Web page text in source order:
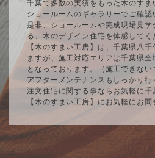
千葉で多数の実績をもった木のす
ショールームのギャラリーでご確認
是非、ショールームや完成現場見
る、木のデザイン住宅を体感してく
【木のすまい工房】は、千葉県八
ますが、施工対応エリアは千葉県
となっております。（施工できない
アフターメンテナンスもしっかり行
注文住宅に関する事ならお気軽に
【木のすまい工房】にお気軽にお問